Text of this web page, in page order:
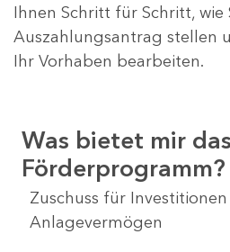
Ihnen Schritt für Schritt, wie
Auszahlungsantrag stellen
Ihr Vorhaben bearbeiten.
Was bietet mir das
Förderprogramm?
Zuschuss für
Anlagevermögen